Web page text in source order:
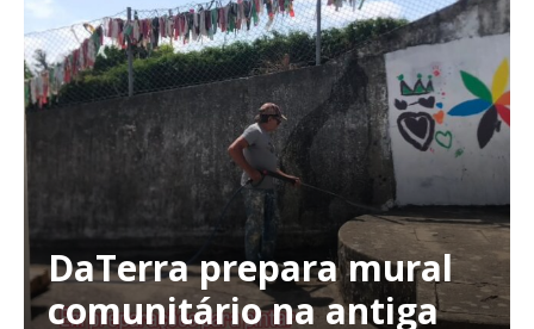
DaTerra prepara mural
comunitário na antiga